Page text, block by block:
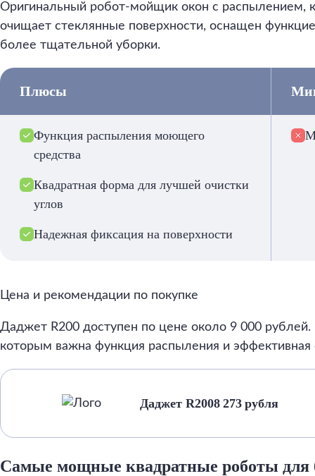
Оригинальный робот-мойщик окон с распылением,
очищает стеклянные поверхности, оснащен
более тщательной уборки.
Плюсы
Функция распыления моющего
средства
Квадратная форма для лучшей очистки
углов
Надежная фиксация на поверхности
Цена и рекомендации по покупке
Даджет R200 доступен по цене около 9 000
которым важна функция распыления и эффективная
Даджет R2008 273 рубля
Самые мощные квадратные роботы для